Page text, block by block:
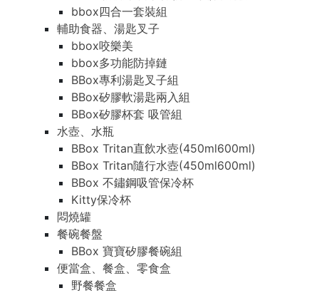
bbox四合一套裝組
輔助食器、湯匙叉子
bbox咬樂美
bbox多功能防掉鏈
BBox專利湯匙叉子組
BBox矽膠軟湯匙兩入組
BBox矽膠杯套 吸管組
水壺、水瓶
BBox Tritan直飲水壺(450ml600ml)
BBox Tritan隨行水壺(450ml600ml)
BBox 不鏽鋼吸管保冷杯
Kitty保冷杯
悶燒罐
餐碗餐盤
BBox 寶寶矽膠餐碗組
便當盒、餐盒、零食盒
野餐餐盒